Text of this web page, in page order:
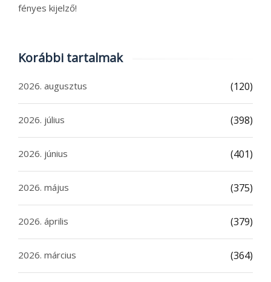
fényes kijelző!
Korábbi tartalmak
2026. augusztus (120)
2026. július (398)
2026. június (401)
2026. május (375)
2026. április (379)
2026. március (364)